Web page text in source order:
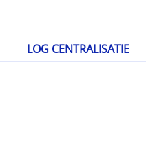
LOG CENTRALISATIE